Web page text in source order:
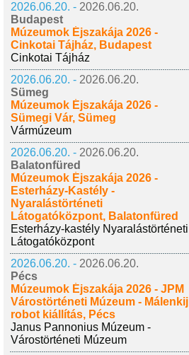
2026.06.20. - 2026.06.20.
Budapest
Múzeumok Éjszakája 2026 -
Cinkotai Tájház, Budapest
Cinkotai Tájház
2026.06.20. - 2026.06.20.
Sümeg
Múzeumok Éjszakája 2026 -
Sümegi Vár, Sümeg
Vármúzeum
2026.06.20. - 2026.06.20.
Balatonfüred
Múzeumok Éjszakája 2026 -
Esterházy-Kastély -
Nyaralástörténeti
Látogatóközpont, Balatonfüred
Esterházy-kastély Nyaralástörténeti
Látogatóközpont
2026.06.20. - 2026.06.20.
Pécs
Múzeumok Éjszakája 2026 - JPM
Várostörténeti Múzeum - Málenkij
robot kiállítás, Pécs
Janus Pannonius Múzeum -
Várostörténeti Múzeum